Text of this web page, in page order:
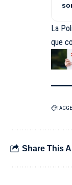
La
que
Share This